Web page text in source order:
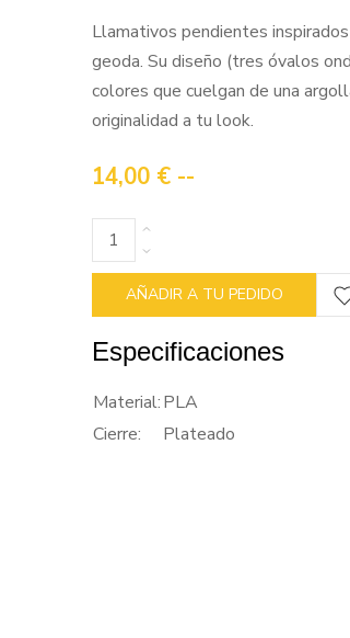
Llamativos pendientes
geoda. Su diseño (tres óvalos
colores que cuelgan de una
originalidad a tu look.
14,00 € --
AÑADIR A TU PEDIDO
Especificaciones
Material:PLA
Cierre:
Plateado